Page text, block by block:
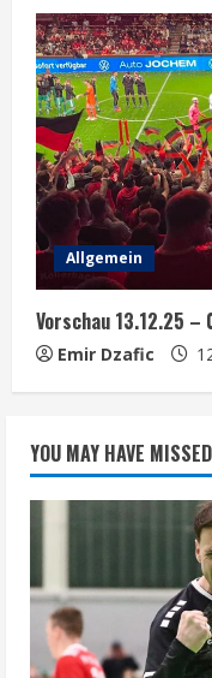
Allgemein
Vorschau 13.12.25 –
Emir Dzafic
YOU MAY HAVE MISSED